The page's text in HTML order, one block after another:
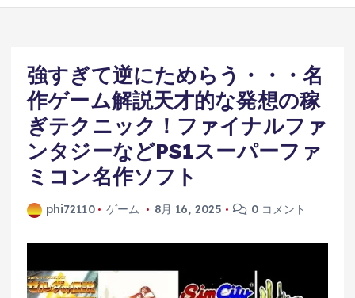
強すぎて逆にためらう・・・名
作ゲーム解説天才的な発想の稼
ぎテクニック！ファイナルファ
ンタジーなどPS1スーパーファ
ミコン名作ソフト
phi72110 ゲーム 8月 16, 2025 0 コメント